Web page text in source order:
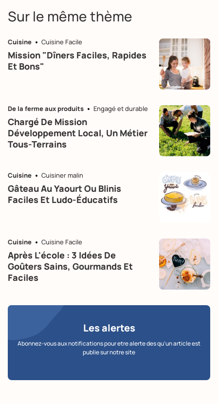
Sur le même thème
Cuisine Cuisine Facile
Mission "dîners Faciles, Rapides
Et Bons"
De la ferme aux produits Engagé et durable
Chargé De Mission
Développement Local, Un Métier
Tous-Terrains
Cuisine Cuisiner malin
Gâteau Au Yaourt Ou Blinis
Faciles Et Ludo-Éducatifs
Cuisine Cuisine Facile
Après L'école : 3 Idées De
Goûters Sains, Gourmands Et
Faciles
Les alertes
Abonnez-vous aux notifications pour etre alerte des qu’un article est
publie sur notre site